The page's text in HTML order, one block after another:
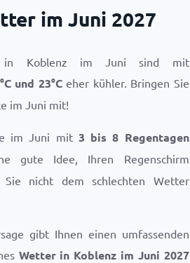
im Juni 2027
in Koblenz im Juni sind mit
°Cund 23°Ceher kühler. Bringen Sie
im Juni mit!
im Juni mit 3 bis 8 Regentagen
gute Idee, Ihren Regenschirm
Sie nicht dem schlechten Wetter
gibt Ihnen einen umfassenden
Wetter in Koblenz im Juni 2027